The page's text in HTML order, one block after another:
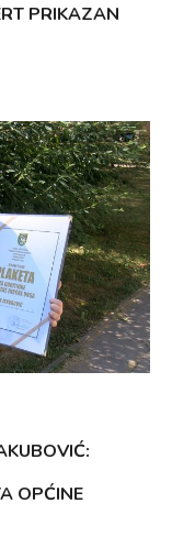
PRIKAZAN
OPĆINE